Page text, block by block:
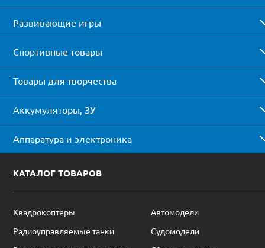
Развивающие игры
Спортивные товары
Товары для творчества
Аккумуляторы, ЗУ
Аппаратура и электроника
КАТАЛОГ ТОВАРОВ
Квадрокоптеры
Автомодели
Радиоуправляемые танки
Судомодели